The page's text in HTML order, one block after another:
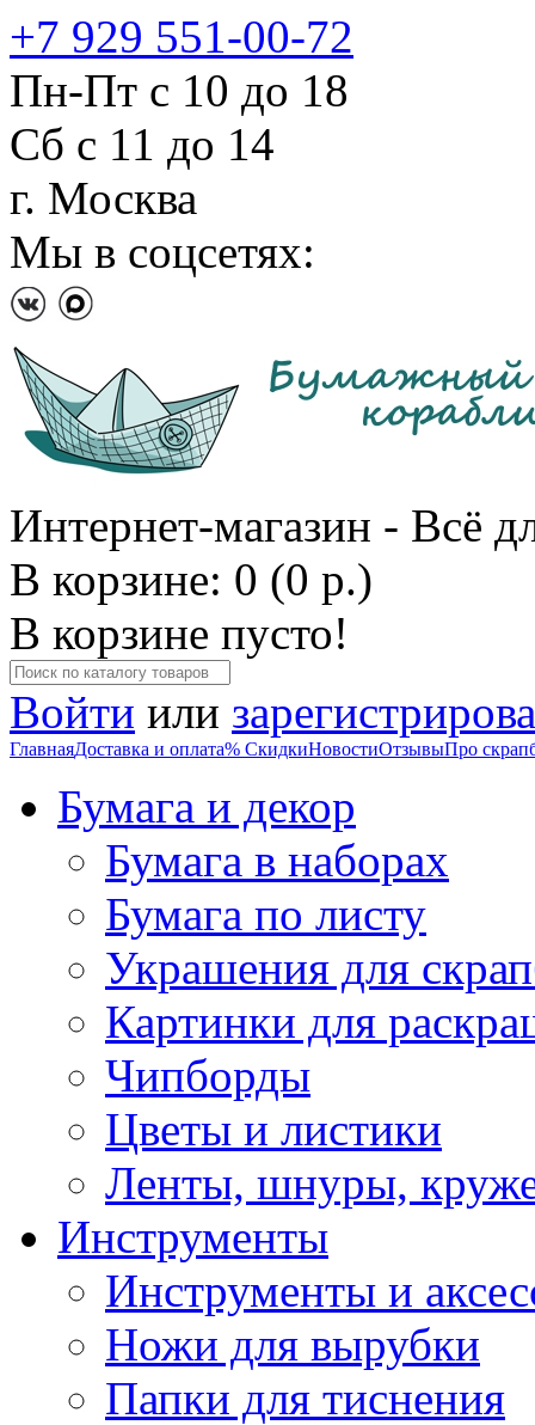
+7 929 551-00-72
Пн-Пт с 10 до 18
Сб с 11 до 14
г. Москва
Мы в соцсетях:
Интернет-магазин - Всё
В корзине: 0 (0 р.)
В корзине пусто!
Войти или
ГлавнаяДоставка и оплата% СкидкиНовостиОтзывыПро
Бумага и декор
Бумага в наборах
Бумага по листу
Украшения для
Картинки для
Чипборды
Цветы и листики
Ленты, шнуры,
Инструменты
Инструменты и
Ножи для вырубки
Папки для тиснения